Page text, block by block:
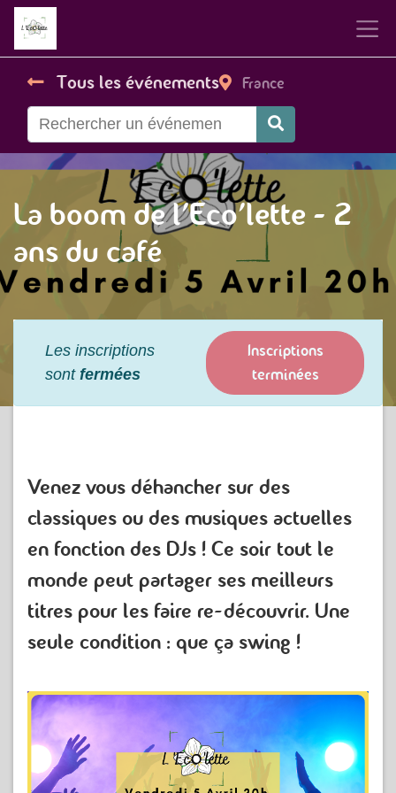
Tous les événements France
La boom de l'Eco'lette - 2
ans du café
Les inscriptions
sont fermées
Inscriptions
terminées
Venez vous déhancher sur des
classiques ou des musiques actuelles
en fonction des DJs ! Ce soir tout le
monde peut partager ses meilleurs
titres pour les faire re-découvrir. Une
seule condition : que ça swing !